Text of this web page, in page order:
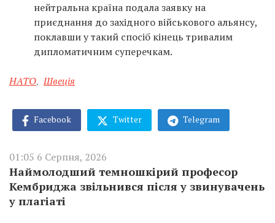
нейтральна країна подала заявку на
приєднання до західного військового альянсу,
поклавши у такий спосіб кінець тривалим
дипломатичним суперечкам.
НАТО, Швеція
Facebook Twitter Telegram
01:05 6 Серпня, 2026
Наймолодший темношкірий професор
Кембриджа звільнився після у звинувачень
у плагіаті